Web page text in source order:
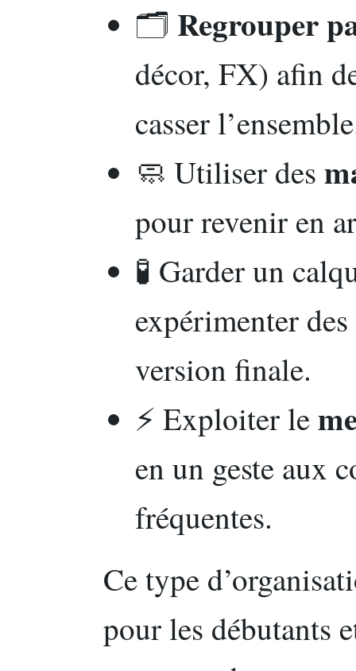
🗂️ Regrouper
décor, FX) afin
casser
🧼 Utiliser des
pour revenir en
🧪 Garder un
expérimenter
version finale.
⚡ Exploiter le
en un geste aux
fréquentes.
Ce type
pour les débutants